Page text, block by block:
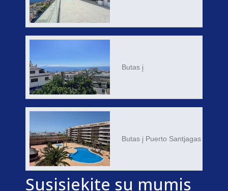
Butas į
Butas į Puerto Santjagas
Susisiekite su mumis